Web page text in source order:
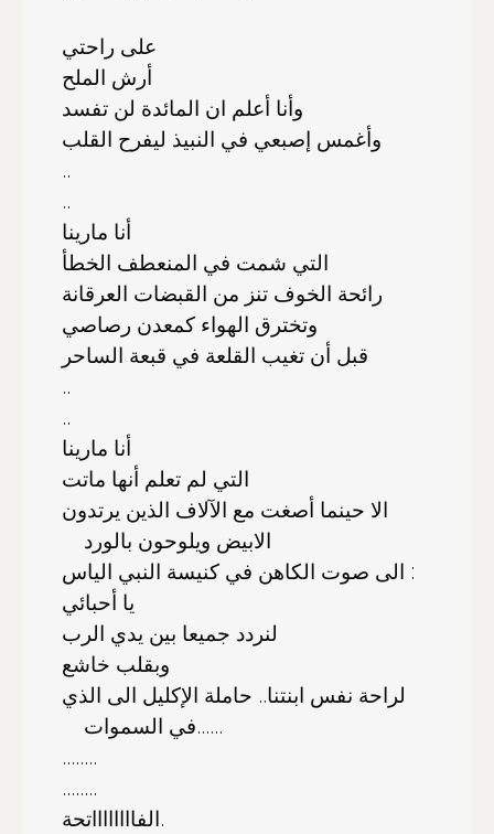
أرش الملح
وأنا أعلم ان المائدة لن تفسد
وأغمس إصبعي في النبيذ ليفرح القلب
..
..
أنا مارينا
التي شمت في المنعطف الخطأ
رائحة الخوف تنز من القبضات العرقانة
وتخترق الهواء كمعدن رصاصي
قبل أن تغيب القلعة في قبعة الساحر
..
..
أنا مارينا
التي لم تعلم أنها ماتت
الا حينما أصغت مع الآلاف الذين يرتدون
الابيض ويلوحون بالورد
الى صوت الكاهن في كنيسة النبي الياس :
يا أحبائي
لنردد جميعا بين يدي الرب
وبقلب خاشع
لراحة نفس ابنتنا.. حاملة الإكليل الى الذي
في السموات......
........
........
الفااااااااتحة.